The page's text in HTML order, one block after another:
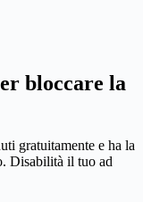
bloccare la
gratuitamente e ha la
Disabilità il tuo ad